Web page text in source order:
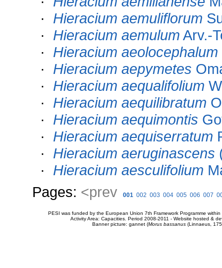
· Hieracium aemuliflorum
· Hieracium aemulum Arv.-
· Hieracium aeolocephalum
· Hieracium aepymetes
· Hieracium aequalifolium
· Hieracium aequilibratum
· Hieracium aequimontis
· Hieracium aequiserratum
· Hieracium aeruginascens
· Hieracium aesculifolium
Pages: <prev 001 002 003 004 005 006 007
PESI was funded by the European Union 7th Framework Programme
Activity Area: Capacities. Period 2008-2011 - Website hosted &
Banner picture: gannet (Morus bassanus(Linnaeus,